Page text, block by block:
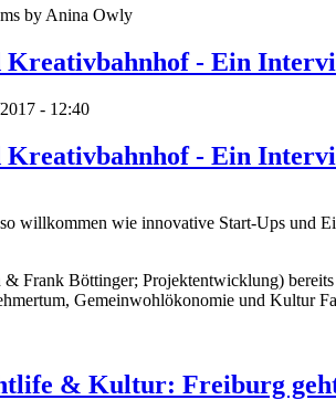
by Anina Owly
- Ein
- 12:40
- Ein
willkommen wie innovative Start-Ups und
Frank Böttinger; Projektentwicklung)
Gemeinwohlökonomie und Kultur
& Kultur: Freiburg